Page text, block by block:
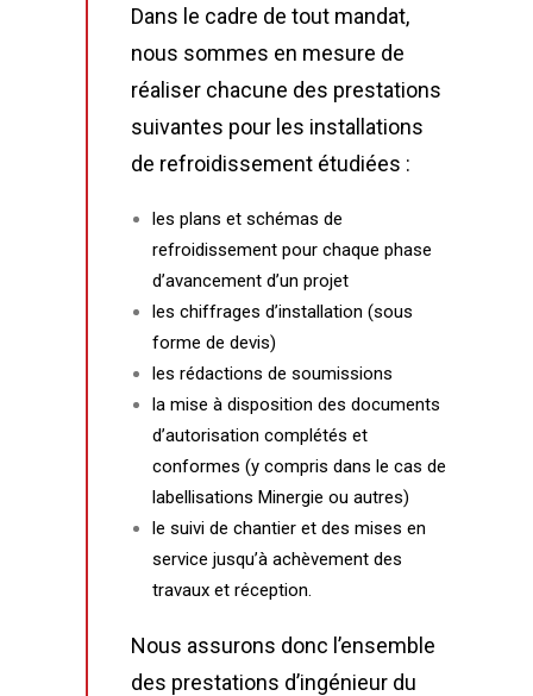
Dans le cadre de tout mandat,
nous sommes en mesure de
réaliser chacune des prestations
suivantes pour les installations
de refroidissement étudiées :
les plans et schémas de
refroidissement pour chaque phase
d’avancement d’un projet
les chiffrages d’installation (sous
forme de devis)
les rédactions de soumissions
la mise à disposition des documents
d’autorisation complétés et
conformes (y compris dans le cas de
labellisations Minergie ou autres)
le suivi de chantier et des mises en
service jusqu’à achèvement des
travaux et réception.
Nous assurons donc l’ensemble
des prestations d’ingénieur du